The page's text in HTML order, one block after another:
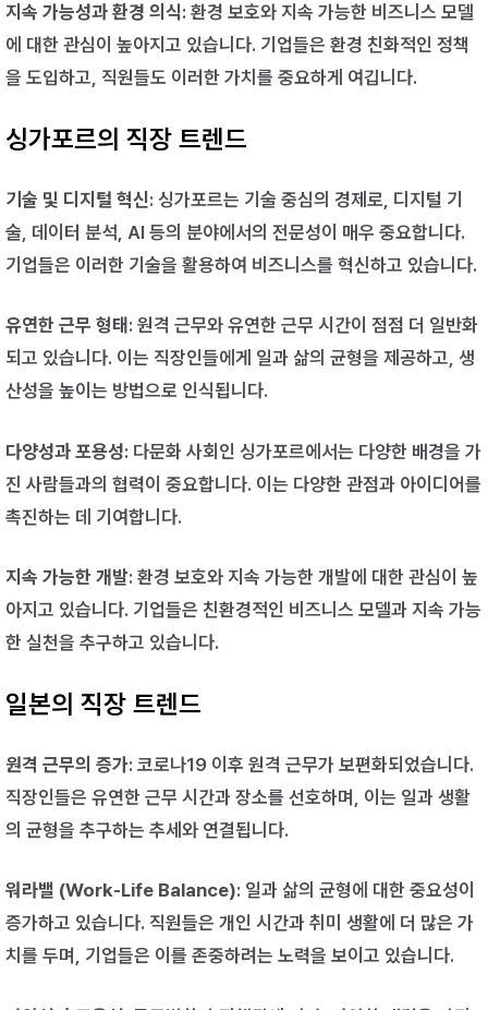
지속 가능성과 환경 의식: 환경 보호와 지속 가능한 비즈니스 모델
에 대한 관심이 높아지고 있습니다. 기업들은 환경 친화적인 정책
을 도입하고, 직원들도 이러한 가치를 중요하게 여깁니다.
싱가포르의 직장 트렌드
기술 및 디지털 혁신: 싱가포르는 기술 중심의 경제로, 디지털 기
술, 데이터 분석, AI 등의 분야에서의 전문성이 매우 중요합니다.
기업들은 이러한 기술을 활용하여 비즈니스를 혁신하고 있습니다.
유연한 근무 형태 : 원격 근무와 유연한 근무 시간이 점점 더 일반화
되고 있습니다. 이는 직장인들에게 일과 삶의 균형을 제공하고, 생
산성을 높이는 방법으로 인식됩니다.
다양성과 포용성: 다문화 사회인 싱가포르에서는 다양한 배경을 가
진 사람들과의 협력이 중요합니다. 이는 다양한 관점과 아이디어를
촉진하는 데 기여합니다.
지속 가능한 개발: 환경 보호와 지속 가능한 개발에 대한 관심이 높
아지고 있습니다. 기업들은 친환경적인 비즈니스 모델과 지속 가능
한 실천을 추구하고 있습니다.
일본의 직장 트렌드
원격 근무의 증가: 코로나19 이후 원격 근무가 보편화되었습니다.
직장인들은 유연한 근무 시간과 장소를 선호하며, 이는 일과 생활
의 균형을 추구하는 추세와 연결됩니다.
워라밸 (Work-Life Balance): 일과 삶의 균형에 대한 중요성이
증가하고 있습니다. 직원들은 개인 시간과 취미 생활에 더 많은 가
치를 두며, 기업들은 이를 존중하려는 노력을 보이고 있습니다.